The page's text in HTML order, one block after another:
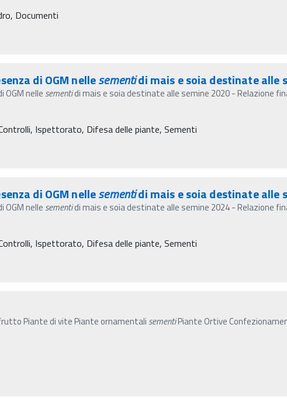
Documenti
di OGM nellesementidi mais e soia destinate alle
OGM nelle sementidi mais e soia destinate alle semine 2020 - Relazione
Ispettorato, Difesa delle piante, Sementi
di OGM nellesementidi mais e soia destinate alle
OGM nelle sementidi mais e soia destinate alle semine 2024 - Relazione
Ispettorato, Difesa delle piante, Sementi
Piante di vite Piante ornamentali sementiPiante Ortive